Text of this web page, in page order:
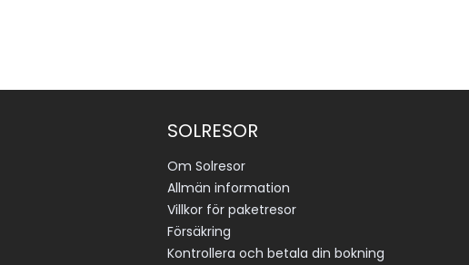
SOLRESOR
Om Solresor
Allmän information
Villkor för paketresor
Försäkring
Kontrollera och betala din bokning